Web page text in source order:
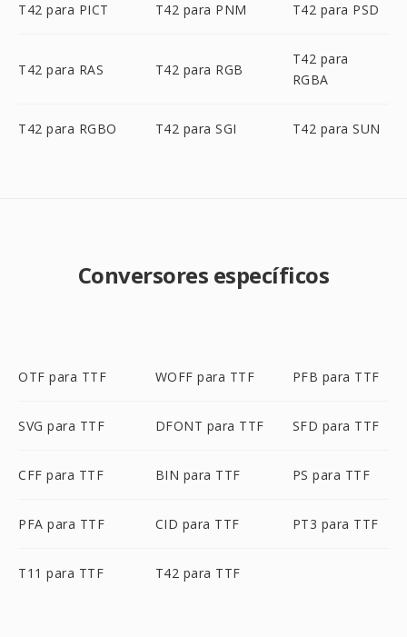
T42 para PICT T42 para PNM T42 para PSD
T42 para RAS T42 para RGB
T42 para
RGBA
T42 para RGBO T42 para SGI T42 para SUN
Conversores específicos
OTF para TTF WOFF para TTF PFB para TTF
SVG para TTF DFONT para TTF SFD para TTF
CFF para TTF BIN para TTF PS para TTF
PFA para TTF CID para TTF PT3 para TTF
T11 para TTF T42 para TTF